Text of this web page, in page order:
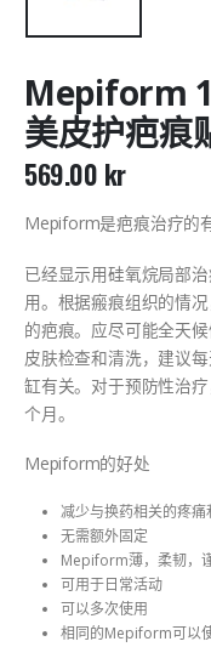
Mepiform
美皮护疤痕
569.00 kr
Mepiform是疤痕治疗的
已经显示用硅氧烷局部
用。根据瘢痕组织的情
的疤痕。应尽可能全天
皮肤检查和清洗，建议
缸有关。对于预防性治
个月。
Mepiform的好处
减少与换药相关的疼痛
无需额外固定
Mepiform薄，柔韧，
可用于日常活动
可以多次使用
相同的Mepiform可以